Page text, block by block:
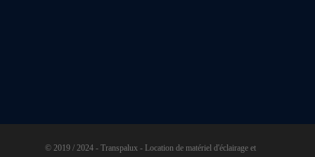
© 2019 / 2024 - Transpalux - Location de matériel d'éclairage et